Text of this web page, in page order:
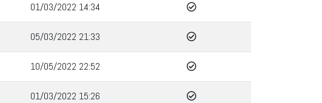
01/03/2022 14:34
05/03/2022 21:33
10/05/2022 22:52
01/03/2022 15:26